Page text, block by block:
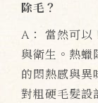
除毛？
A： 當然可以
與衛生。熱蠟
的悶熱感與異
對粗硬毛髮設